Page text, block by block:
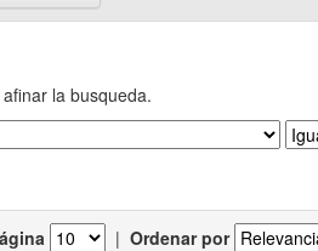
la busqueda.
| Ordenar por